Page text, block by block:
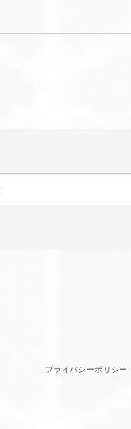
プライバシーポリシー